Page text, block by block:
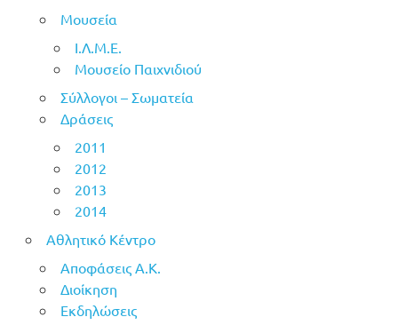
Μουσεία
Ι.Λ.Μ.Ε.
Μουσείο Παιχνιδιού
Σύλλογοι – Σωματεία
Δράσεις
2011
2012
2013
2014
Αθλητικό Κέντρο
Αποφάσεις Α.Κ.
Διοίκηση
Εκδηλώσεις